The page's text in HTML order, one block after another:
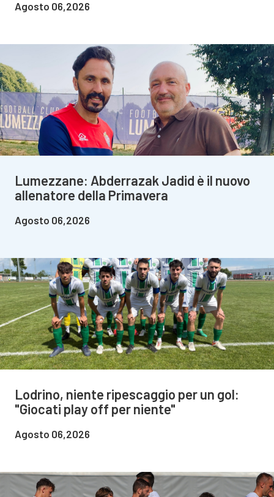
Agosto 06,2026
Lumezzane: Abderrazak Jadid è il nuovo
allenatore della Primavera
Agosto 06,2026
Lodrino, niente ripescaggio per un gol:
"Giocati play off per niente"
Agosto 06,2026